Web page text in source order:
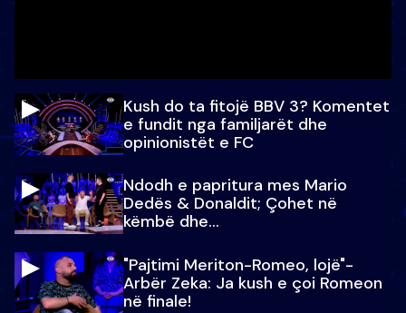
Kush do ta fitojë BBV 3? Komentet
e fundit nga familjarët dhe
opinionistët e FC
Ndodh e papritura mes Mario
Dedës & Donaldit; Çohet në
këmbë dhe...
"Pajtimi Meriton-Romeo, lojë"-
Arbër Zeka: Ja kush e çoi Romeon
në finale!